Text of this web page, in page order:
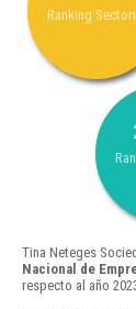
Ranking
Tina Neteges
Nacional de
respecto al año